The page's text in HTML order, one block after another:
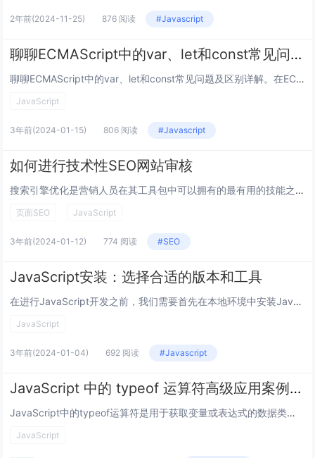
2年前(2024-11-25) 876 阅读 #Javascript
聊聊ECMAScript中的var、let和const常见问题及区别详解
聊聊ECMAScript中的var、let和const常见问题及区别详解。在ECMAScript中，有3个关键字可以用于声明变量。分别是：var、let和const。其中，var在所有ECMAScript都是可以使用的，但是let和cons...
JavaScript
3年前(2024-01-15) 806 阅读 #Javascript
如何进行技术性SEO网站审核
搜索引擎优化是营销人员在其工具包中可以拥有的最有用的技能之一。这是数字营销中收入最高、需求量最大的职业技能之一。然而，这也是最具挑战性的之一。经验丰富、经验丰富的营销人员拥有来自其他数字营销学科（例如 PPC 和 Facebook 广告）的...
页面SEO JavaScript
3年前(2024-01-12) 774 阅读 #SEO
JavaScript安装：选择合适的版本和工具
在进行JavaScript开发之前，我们需要首先在本地环境中安装JavaScript。选择合适的版本和工具对于成功地进行开发至关重要。本文将介绍如何选择适合您的需求的JavaScript版本和工具。1. JavaScript版本选择Java...
JavaScript
3年前(2024-01-04) 692 阅读 #Javascript
JavaScript 中的 typeof 运算符高级应用案例分享
JavaScript中的typeof运算符是用于获取变量或表达式的数据类型的，它可以返回一个字符串表示该数据类型。尽管typeof运算符在日常开发中通常用于判断变量的类型，但它还有一些高级应用。本文将分享关于JavaScript...
JavaScript